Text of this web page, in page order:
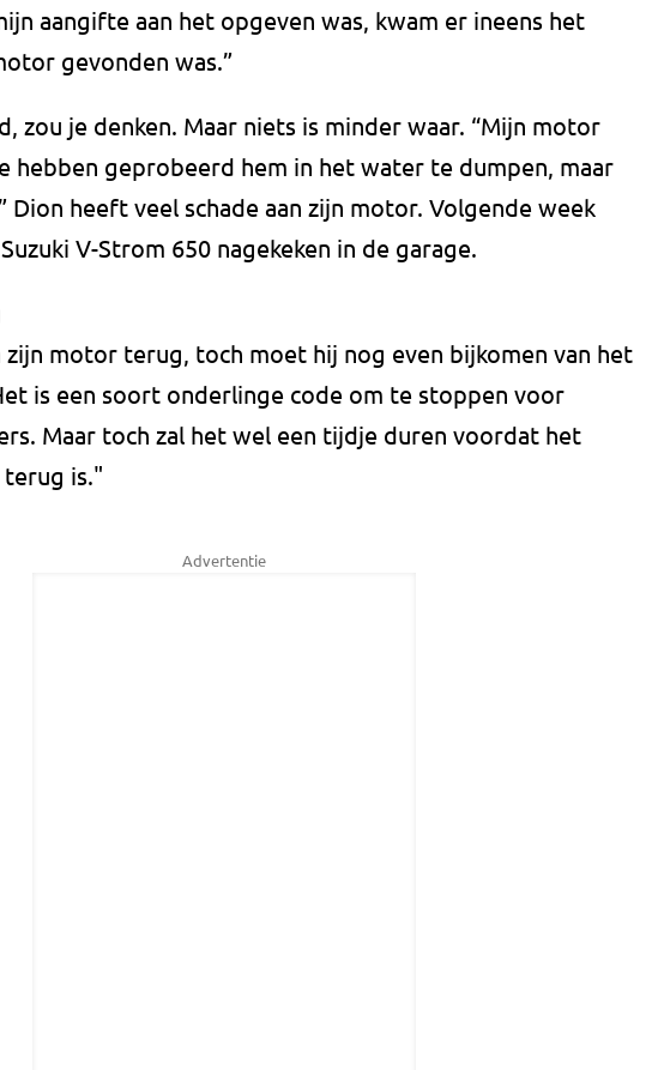
aangifte aan het opgeven was, kwam er ineens het
gevonden was.”
zou je denken. Maar niets is minder waar. “Mijn motor
hebben geprobeerd hem in het water te dumpen, maar
Dion heeft veel schade aan zijn motor. Volgende week
V-Strom 650 nagekeken in de garage.
motor terug, toch moet hij nog even bijkomen van het
is een soort onderlinge code om te stoppen voor
Maar toch zal het wel een tijdje duren voordat het
is."
Advertentie